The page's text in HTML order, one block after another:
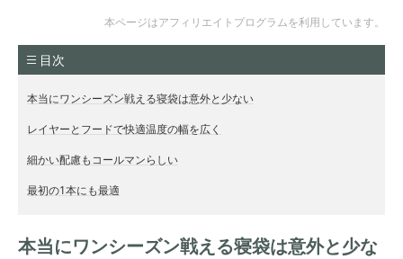
本ページはアフィリエイトプログラムを利用しています。
目次
本当にワンシーズン戦える寝袋は意外と少ない
レイヤーとフードで快適温度の幅を広く
細かい配慮もコールマンらしい
最初の1本にも最適
本当にワンシーズン戦える寝袋は意外と少な